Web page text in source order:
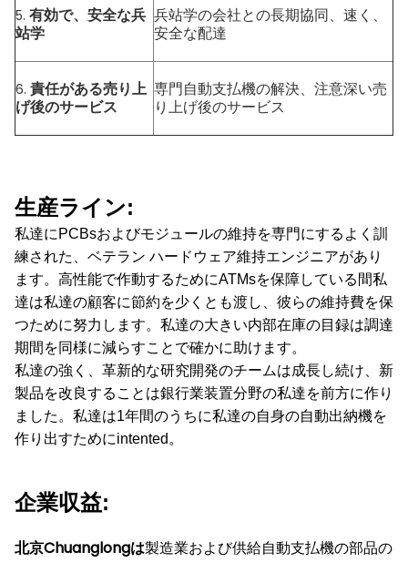
5. 有効で、安全な兵
站学
兵站学の会社との長期協同、速く、
安全な配達
6. 責任がある売り上
げ後のサービス
専門自動支払機の解決、注意深い売
り上げ後のサービス
生産ライン:
私達にPCBsおよびモジュールの維持を専門にするよく訓
練された、ベテラン ハードウェア維持エンジニアがあり
ます。高性能で作動するためにATMsを保障している間私
達は私達の顧客に節約を少くとも渡し、彼らの維持費を保
つために努力します。私達の大きい内部在庫の目録は調達
期間を同様に減らすことで確かに助けます。
私達の強く、革新的な研究開発のチームは成長し続け、新
製品を改良することは銀行業装置分野の私達を前方に作り
ました。私達は1年間のうちに私達の自身の自動出納機を
作り出すためにintented。
企業収益:
北京Chuanglongは製造業および供給自動支払機の部品の